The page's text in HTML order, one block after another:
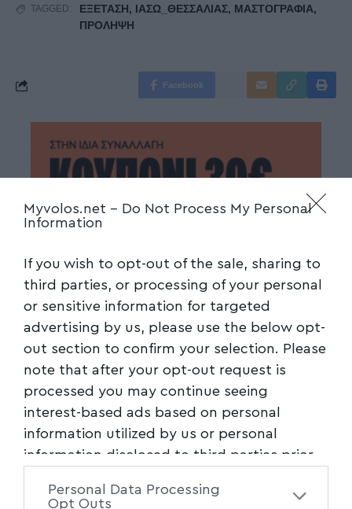
Myvolos.net - Do Not Process My Personal
Information
If you wish to opt-out of the sale, sharing to
third parties, or processing of your personal
or sensitive information for targeted
advertising by us, please use the below opt-
out section to confirm your selection. Please
note that after your opt-out request is
processed you may continue seeing
interest-based ads based on personal
information utilized by us or personal
information disclosed to third parties prior
of the further disclosure of your personal
Personal Data Processing
Opt Outs
TAGGED: ΕΞΕΤΑΣΗ, ΙΑΣΩ_ΘΕΣΣΑΛΙΑΣ, ΜΑΣΤΟΓΡΑΦΙΑ,
ΠΡΟΛΗΨΗ
Facebook